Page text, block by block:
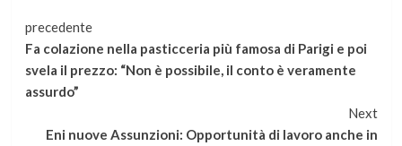
Continua
a
leggere
precedente
Fa colazione nella pasticceria più famosa di Parigi e poi
svela il prezzo: “Non è possibile, il conto è veramente
assurdo”
Next
Eni nuove Assunzioni: Opportunità di lavoro anche in